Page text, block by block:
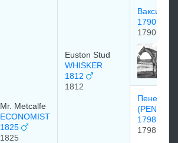
Mr. Metcalfe
ECONOMIST
1825
1825
Euston Stud
WHISKER
1812
1812
Вакси
1790
1790
Пенелоп
1798
1798